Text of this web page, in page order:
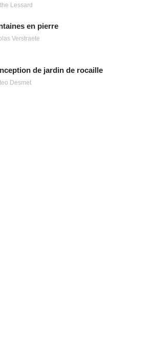
Lessard
en pierre
Verstraete
de jardin de rocaille
Desmet